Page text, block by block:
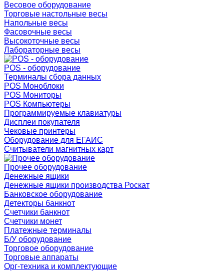
Весовое оборудование
Торговые настольные весы
Напольные весы
Фасовочные весы
Высокоточные весы
Лабораторные весы
POS - оборудование
Терминалы сбора данных
POS Моноблоки
POS Мониторы
POS Компьютеры
Программируемые клавиатуры
Дисплеи покупателя
Чековые принтеры
Оборудование для ЕГАИС
Считыватели магнитных карт
Прочее оборудование
Денежные ящики
Денежные ящики производства Роскат
Банковское оборудование
Детекторы банкнот
Счетчики банкнот
Счетчики монет
Платежные терминалы
Б/У оборудование
Торговое оборудование
Торговые аппараты
Орг-техника и комплектующие